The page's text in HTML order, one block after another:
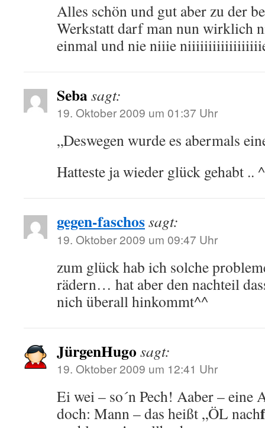
Alles schön und gut aber zu der
Werkstatt darf man nun wirklich
einmal und nie niiie
Sebasagt:
19. Oktober 2009 um 01:37 Uhr
„Deswegen wurde es abermals
Hatteste ja wieder glück gehabt ..
gegen-faschossagt:
19. Oktober 2009 um 09:47 Uhr
zum glück hab ich solche
rädern… hat aber den nachteil
nich überall hinkommt^^
JürgenHugo sagt:
19. Oktober 2009 um 12:41 Uhr
Ei wei – so´n Pech! Aaber – eine
doch: Mann – das heißt „ÖL nach